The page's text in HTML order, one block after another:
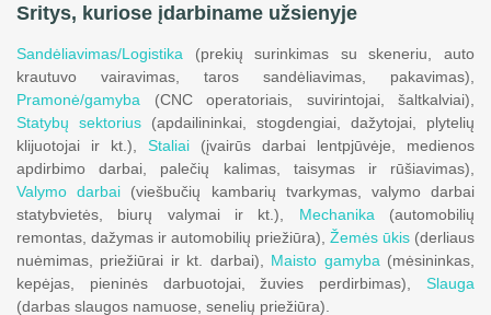
Sritys, kuriose įdarbiname užsienyje
Sandėliavimas/Logistika (prekių surinkimas su skeneriu, auto
krautuvo vairavimas, taros sandėliavimas, pakavimas),
Pramonė/gamyba (CNC operatoriais, suvirintojai, šaltkalviai),
Statybų sektorius (apdailininkai, stogdengiai, dažytojai, plytelių
klijuotojai ir kt.), Staliai (įvairūs darbai lentpjūvėje, medienos
apdirbimo darbai, palečių kalimas, taisymas ir rūšiavimas),
Valymo darbai (viešbučių kambarių tvarkymas, valymo darbai
statybvietės, biurų valymai ir kt.), Mechanika (automobilių
remontas, dažymas ir automobilių priežiūra), Žemės ūkis (derliaus
nuėmimas, priežiūrai ir kt. darbai), Maisto gamyba (mėsininkas,
kepėjas, pieninės darbuotojai, žuvies perdirbimas), Slauga
(darbas slaugos namuose, senelių priežiūra).